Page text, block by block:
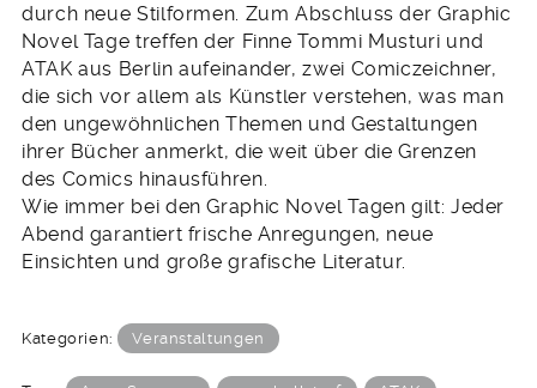
durch neue Stilformen. Zum Abschluss der Graphic
Novel Tage treffen der Finne Tommi Musturi und
ATAK aus Berlin aufeinander, zwei Comiczeichner,
die sich vor allem als Künstler verstehen, was man
den ungewöhnlichen Themen und Gestaltungen
ihrer Bücher anmerkt, die weit über die Grenzen
des Comics hinausführen.
Wie immer bei den Graphic Novel Tagen gilt: Jeder
Abend garantiert frische Anregungen, neue
Einsichten und große grafische Literatur.
Kategorien: Veranstaltungen